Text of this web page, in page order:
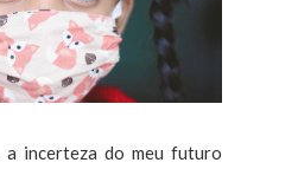
a incerteza do meu futuro